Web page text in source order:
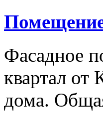
Фасадное
квартал от
дома.